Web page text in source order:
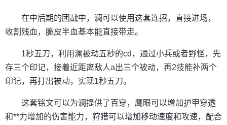
在中后期的团战中，澜可以使用这套连招，直接进场，
收割残血，脆皮半血基本能直接带走。
1秒五刀，利用澜被动五秒的cd，通过小兵或者野怪，先
存三个印记，接着近距离敌人a出三个被动，再2技能补两个
印记，再打出被动，实现1秒五刀。
这套铭文可以为澜提供了百穿，鹰眼可以增加护甲穿透
和**力增加的伤害能力，狩猎可以增加移动速度和攻速，配合